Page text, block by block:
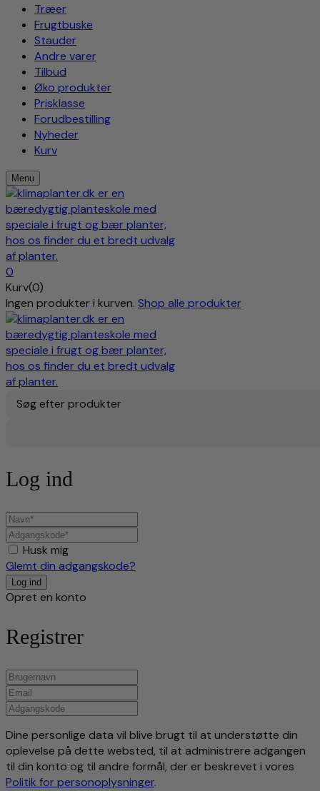
Træer
Frugtbuske
Stauder
Andre varer
Tilbud
Øko produkter
Prisklasse
Forudbestilling
Nyheder
Kurv
Menu
0
Kurv(0)
Ingen produkter i kurven. Shop alle produkter
Søg efter produkter
Log ind
Husk mig
Glemt din adgangskode?
Opret en konto
Registrer
Dine personlige data vil blive brugt til at understøtte din
oplevelse på dette websted, til at administrere adgangen
til din konto og til andre formål, der er beskrevet i vores
Politik for personoplysninger.